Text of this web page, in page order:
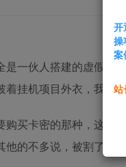
一伙人搭建的虚假资
挂机项目外衣，我推荐
买卡密的那种，这就
的不多说，被割了就自
开
操
案
站